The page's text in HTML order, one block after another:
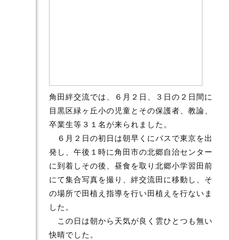
角田絆交流では、６月２日、３日の２日間に
目黒区緑ヶ丘小の児童とその保護者、教論、
卒業生等３１名が来られました。
６月２日の初日は朝早くにバスで東京を出
発し、午後１時に角田市の北郷自治センター
に到着しその後、昼食を取り北郷小学習田前
にて集合写真を撮り、絆交流田に移動し、そ
の場所で田植え指導を行い田植えを行ないま
した。
この日は朝から天気が良く雲ひとつも無い
快晴でした。